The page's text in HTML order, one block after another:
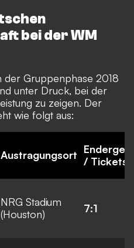
bei der WM
der Gruppenphase 2018
unter Druck, bei der
zu zeigen. Der
wie folgt aus:
Austragungsort / Tickets
NRG Stadium
(Houston)
7:1